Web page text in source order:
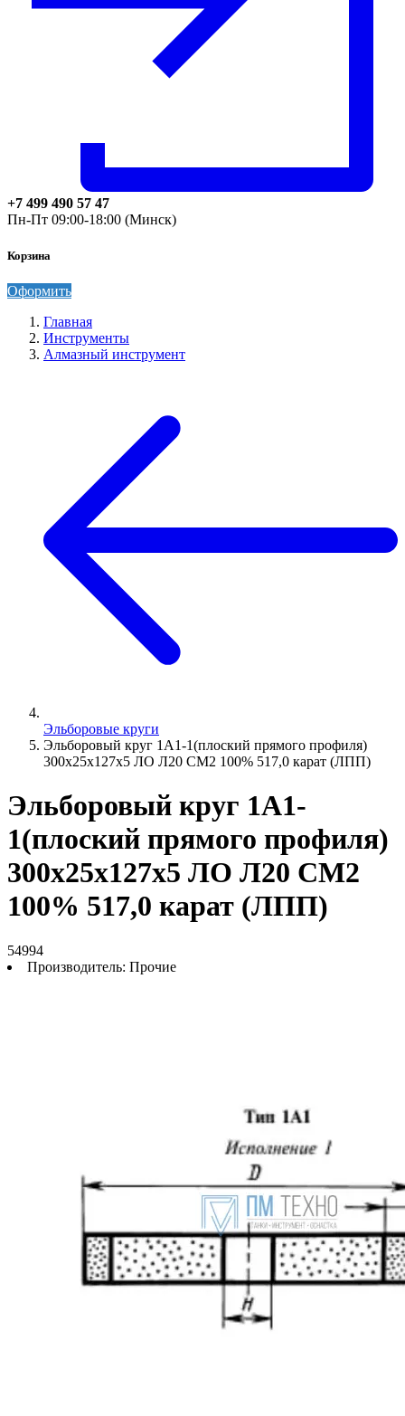
+7 499 490 57 47
Пн-Пт 09:00-18:00 (Минск)
Корзина
Оформить
Главная
Инструменты
Алмазный инструмент
Эльборовые круги
Эльборовый круг 1А1-1(плоский прямого профиля)
300х25х127х5 ЛО Л20 СМ2 100% 517,0 карат (ЛПП)
Эльборовый круг 1А1-
1(плоский прямого профиля)
300х25х127х5 ЛО Л20 СМ2
100% 517,0 карат (ЛПП)
54994
Производитель: Прочие